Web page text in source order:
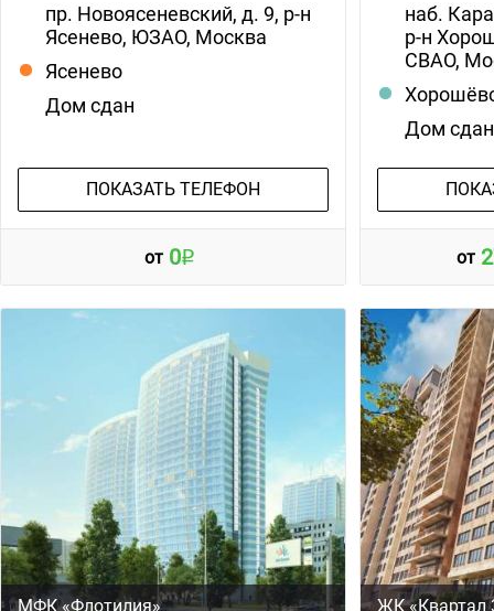
пр. Новоясеневский, д. 9, р-н
Ясенево, ЮЗАО, Москва
Ясенево
Дом сдан
ПОКАЗАТЬ ТЕЛЕФОН
от 0
наб.
р-н
СВАО,
Дом сдан
от
МФК «Флотилия» ЖК «Квартал